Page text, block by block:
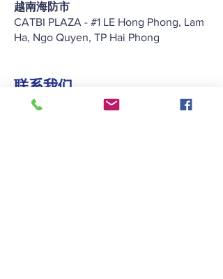
越南海防市
CATBI PLAZA - #1 LE Hong Phong, Lam
Ha, Ngo Quyen, TP Hai Phong
联系我们
+852 2422 2838